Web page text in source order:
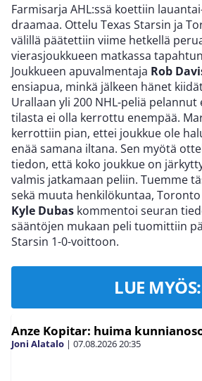
Farmisarja AHL:ssä koettiin
draamaa. Ottelu Texas Starsin ja
välillä päätettiin viime hetkellä
vierasjoukkueen matkassa
Joukkueen apuvalmentaja Rob
ensiapua, minkä jälkeen hänet
Urallaan yli 200 NHL-peliä pelannut
tilasta ei olla kerrottu enempää.
kerrottiin pian, ettei joukkue ole
enää samana iltana. Sen myötä
tiedon, että koko joukkue on
valmis jatkamaan peliin. Tuemme
sekä muuta henkilökuntaa, Toronto
Kyle Dubas kommentoi seuran
sääntöjen mukaan peli tuomittiin
Starsin 1-0-voittoon.
LUE MYÖS:
Anze Kopitar: huima
Joni Alatalo | 07.08.202620:35